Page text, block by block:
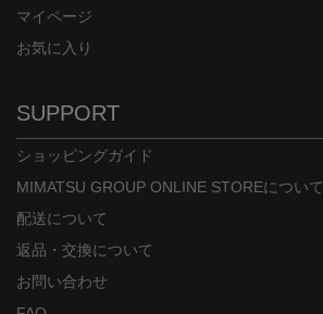
マイページ
お気に入り
SUPPORT
ショッピングガイド
MIMATSU GROUP ONLINE STOREについて
配送について
返品・交換について
お問い合わせ